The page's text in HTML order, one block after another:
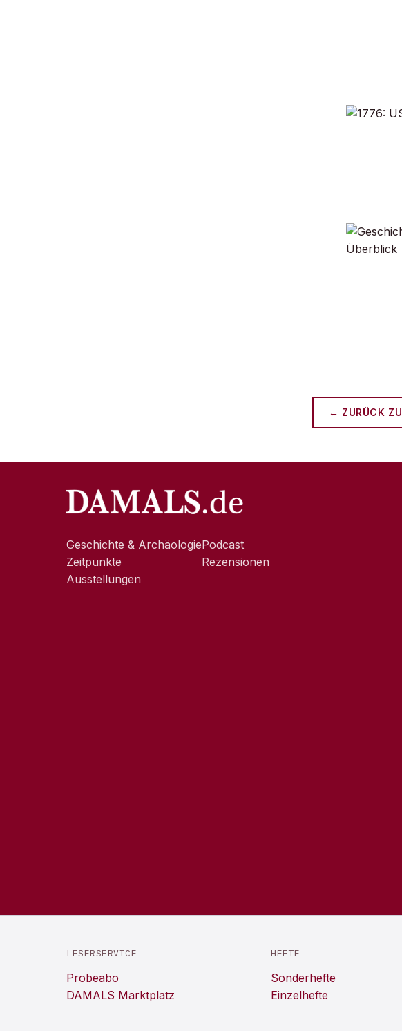
← ZURÜCK ZU
Geschichte & Archäologie
Zeitpunkte
Ausstellungen
Podcast
Rezensionen
LESERSERVICE
Probeabo
DAMALS Marktplatz
HEFTE
Sonderhefte
Einzelhefte